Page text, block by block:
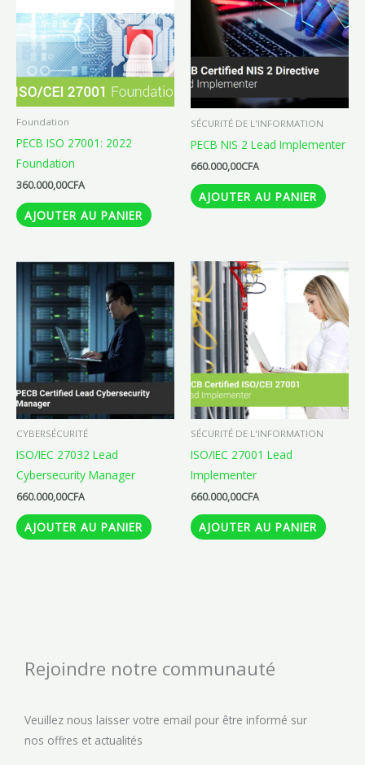
Foundation
PECB ISO 27001: 2022
Foundation
360.000,00CFA
AJOUTER AU PANIER
SÉCURITÉ DE L'INFORMATION
PECB NIS 2 Lead Implementer
660.000,00CFA
AJOUTER AU PANIER
CYBERSÉCURITÉ
ISO/IEC 27032 Lead
Cybersecurity Manager
660.000,00CFA
AJOUTER AU PANIER
SÉCURITÉ DE L'INFORMATION
ISO/IEC 27001 Lead
Implementer
660.000,00CFA
AJOUTER AU PANIER
Rejoindre notre communauté
Veuillez nous laisser votre email pour être informé sur
nos offres et actualités